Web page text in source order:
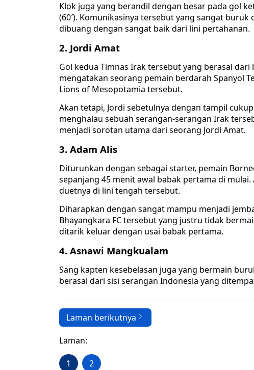
Klok juga yang berandil dengan besar pada gol
(60′). Komunikasinya tersebut yang sangat
dibuang dengan sangat baik dari lini pertahanan.
2. Jordi Amat
Gol kedua Timnas Irak tersebut yang berasal dari
mengatakan seorang pemain berdarah Spanyol
Lions of Mesopotamia tersebut.
Akan tetapi, Jordi sebetulnya dengan tampil
menghalau sebuah serangan-serangan Irak
menjadi sorotan utama dari seorang Jordi Amat.
3. Adam Alis
Diturunkan dengan sebagai starter, pemain
sepanjang 45 menit awal babak pertama di
duetnya di lini tengah tersebut.
Diharapkan dengan sangat mampu menjadi
Bhayangkara FC tersebut yang justru tidak
ditarik keluar dengan usai babak pertama.
4. Asnawi Mangkualam
Sang kapten kesebelasan juga yang bermain
berasal dari sisi serangan Indonesia yang
Laman berikutnya
Laman:
1 2